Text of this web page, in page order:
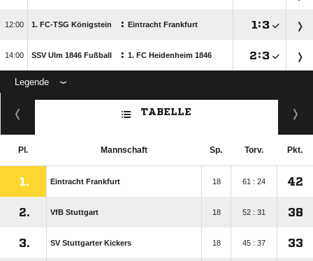
 1. FC-TSG Königstein : Eintracht Frankfurt  :
 SSV Ulm 1846 Fußball : 1. FC Heidenheim 1846 :
Legende
ANZEIGE
TABELLE
Pl. Mannschaft Sp. Torv. Pkt.
1. Eintracht Frankfurt 18 61 : 24 42
2. VfB Stuttgart 18 52 : 31 38
3. SV Stuttgarter Kickers 18 45 : 37 33